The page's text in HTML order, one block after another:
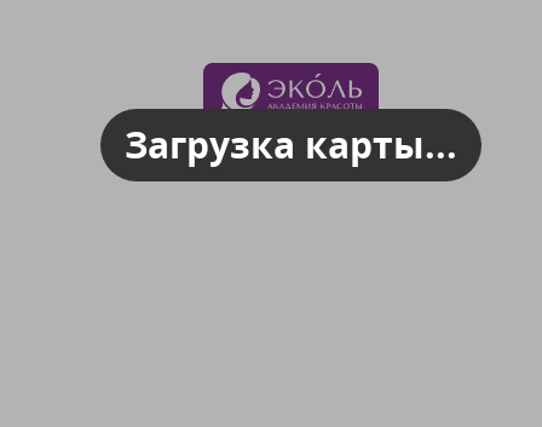
Загрузка карты...